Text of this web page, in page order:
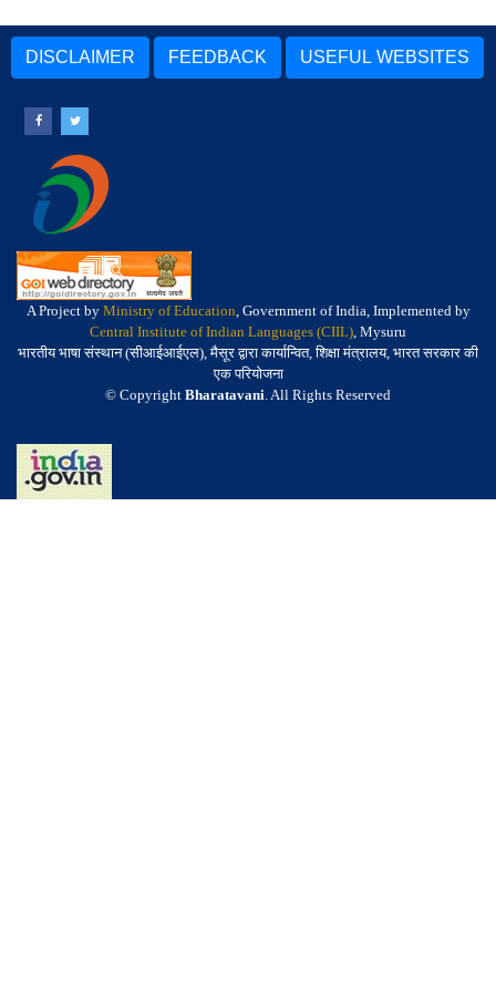
DISCLAIMER FEEDBACK USEFUL WEBSITES
A Project by Ministry of Education, Government of India, Implemented by
Central Institute of Indian Languages (CIIL), Mysuru
भारतीय भाषा संस्थान (सीआईआईएल), मैसूर द्वारा कार्यान्वित, शिक्षा मंत्रालय, भारत सरकार की
एक परियोजना
© Copyright Bharatavani. All Rights Reserved